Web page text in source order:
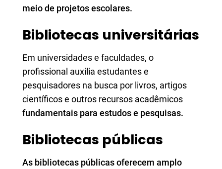
meio de projetos escolares.
Bibliotecas universitárias
Em universidades e faculdades, o
profissional auxilia estudantes e
pesquisadores na busca por livros, artigos
científicos e outros recursos acadêmicos
fundamentais para estudos e pesquisas.
Bibliotecas públicas
As bibliotecas públicas oferecem amplo